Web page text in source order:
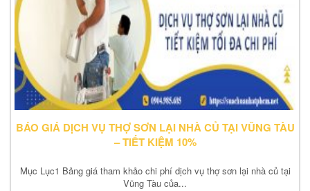
BÁO GIÁ DỊCH VỤ THỢ SƠN LẠI NHÀ CỦ TẠI VŨNG TÀU
– TIẾT KIỆM 10%
Mục Lục1 Bảng giá tham khảo chi phí dịch vụ thợ sơn lại nhà củ tại
Vũng Tàu của...